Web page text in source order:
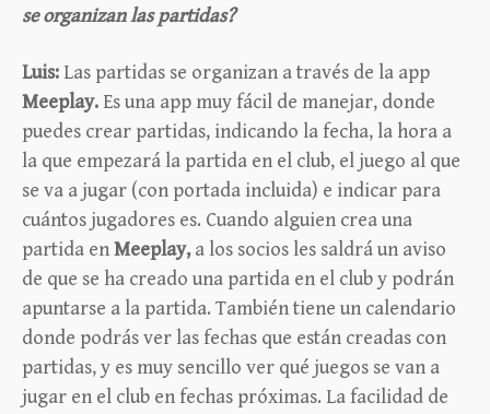
se organizan las partidas?
Luis: Las partidas se organizan a través de la app
Meeplay. Es una app muy fácil de manejar, donde
puedes crear partidas, indicando la fecha, la hora a
la que empezará la partida en el club, el juego al que
se va a jugar (con portada incluida) e indicar para
cuántos jugadores es. Cuando alguien crea una
partida enMeeplay,a los socios les saldrá un aviso
de que se ha creado una partida en el club y podrán
apuntarse a la partida. También tiene un calendario
donde podrás ver las fechas que están creadas con
partidas, y es muy sencillo ver qué juegos se van a
jugar en el club en fechas próximas. La facilidad de